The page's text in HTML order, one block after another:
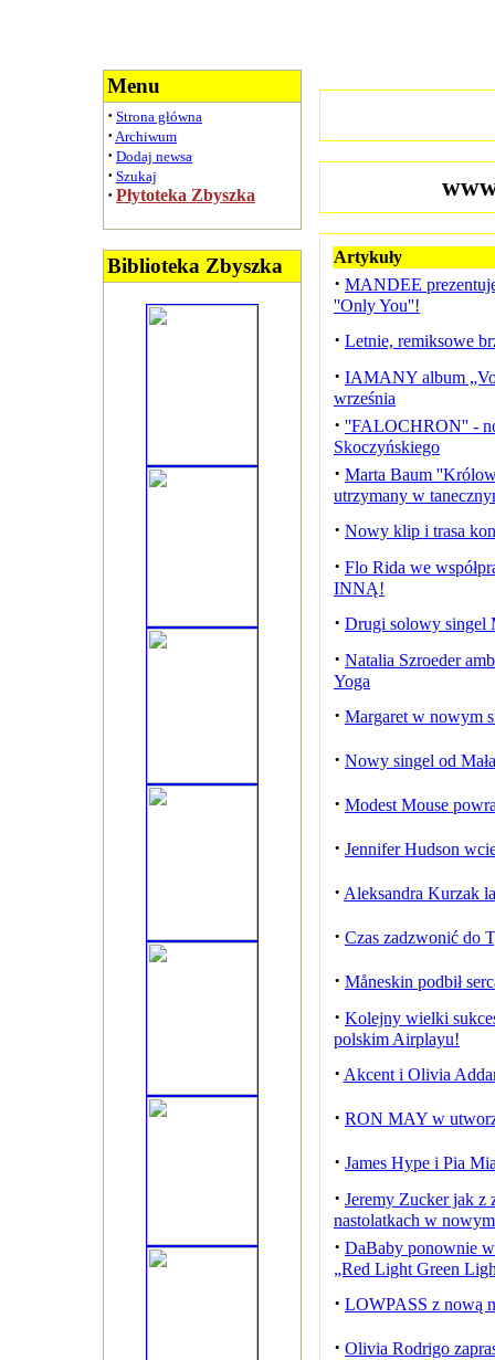
Menu
· Strona główna
· Archiwum
· Dodaj newsa
· Szukaj
· Płytoteka Zbyszka
Biblioteka Zbyszka Artykuły
· MANDEE
''Only You''!
· Letnie, remiksowe
· IAMANY album
września
· ''FALOCHRON'' -
Skoczyńskiego
· Marta Baum
utrzymany w
· Nowy klip i trasa
· Flo Rida we
INNĄ!
· Drugi solowy singel
· Natalia Szroeder
Yoga
· Margaret w nowym
· Nowy singel od
· Modest Mouse
· Jennifer Hudson
· Aleksandra Kurzak
· Czas zadzwonić do
· Måneskin podbił
· Kolejny wielki
polskim Airplayu!
· Akcent i Olivia
· RON MAY w
· James Hype i Pia
· Jeremy Zucker jak z
nastolatkach w
· DaBaby ponownie
„Red Light Green
· LOWPASS z nową
· Olivia Rodrigo